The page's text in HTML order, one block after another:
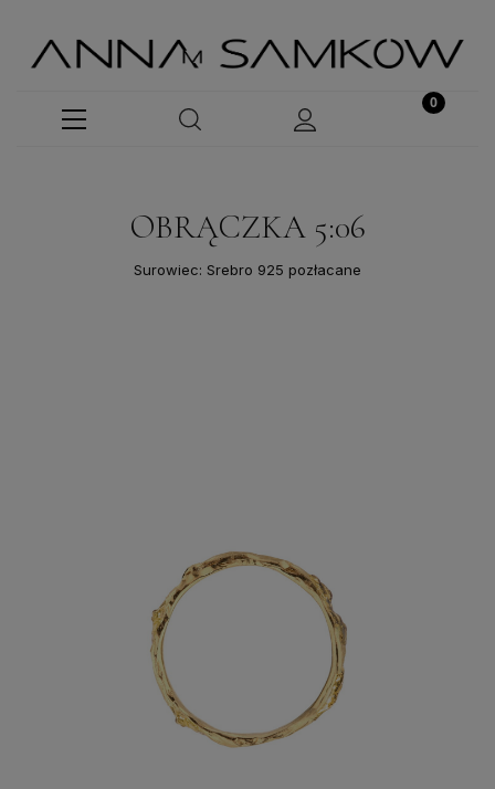
OBRĄCZKA 5:06
Surowiec: Srebro 925 pozłacane